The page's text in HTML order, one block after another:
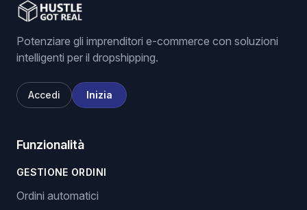
Potenziare gli imprenditori e-commerce con soluzioni
intelligenti per il dropshipping.
Accedi Inizia
Funzionalità
GESTIONE ORDINI
Ordini automatici